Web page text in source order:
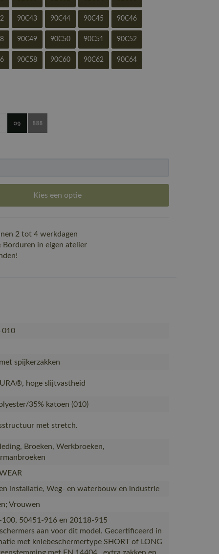
90C43 90C44 90C45 90C46
90C49 90C50 90C51 90C52
90C58 90C60 90C62 90C64
Kies een optie
2 tot 4 werkdagen
Borduren in eigen atelier
010
spijkerzakken
hoge slijtvastheid
35% katoen (010)
met stretch.
Broeken, Werkbroeken,
installatie, Weg- en waterbouw en industrie
Vrouwen
50451-916 en 20118-915
aan voor dit model. Gecertificeerd in
met kniebeschermertype SHORT of LONG